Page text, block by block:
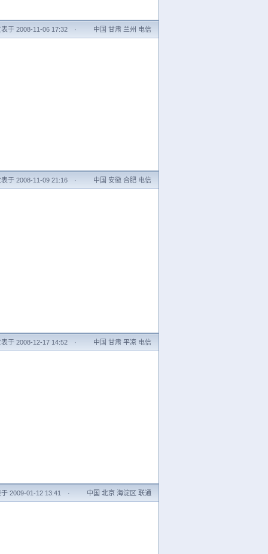
表于 2008-11-06 17:32 · 中国 甘肃 兰州 电信
表于 2008-11-09 21:16 · 中国 安徽 合肥 电信
表于 2008-12-17 14:52 · 中国 甘肃 平凉 电信
于 2009-01-12 13:41 · 中国 北京 海淀区 联通